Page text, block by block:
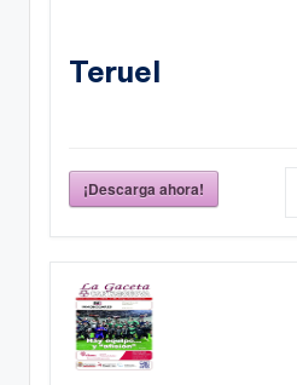
Teruel
¡Descarga ahora!